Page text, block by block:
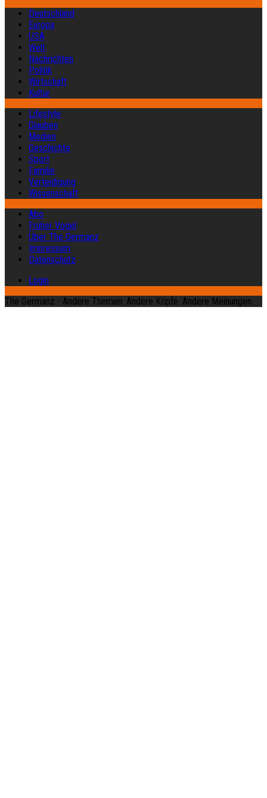
Deutschland
Europa
USA
Welt
Nachrichten
Politik
Wirtschaft
Kultur
Lifestyle
Glauben
Medien
Geschichte
Sport
Familie
Verteidigung
Wissenschaft
Abo
Früher Vogel
Über The Germanz
Impressum
Datenschutz
Login
The Germanz - Andere Themen. Andere Köpfe. Andere Meinungen.